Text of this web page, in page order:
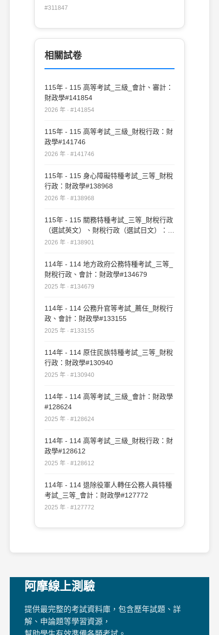
(C)排氣量(D)CO2排放量
#311847
相關試卷
115年 - 115 高等考試_三級_會計、審計：
財政學#141854
2026 年 · #141854
115年 - 115 高等考試_三級_財稅行政：財
政學#141746
2026 年 · #141746
115年 - 115 身心障礙特種考試_三等_財稅
行政：財政學#138968
2026 年 · #138968
115年 - 115 關務特種考試_三等_財稅行政
（選試英文）、財稅行政（選試日文）：財
政學#138901
2026 年 · #138901
114年 - 114 地方政府公務特種考試_三等_
財稅行政、會計：財政學#134679
2025 年 · #134679
114年 - 114 公務升官等考試_薦任_財稅行
政、會計：財政學#133155
2025 年 · #133155
114年 - 114 原住民族特種考試_三等_財稅
行政：財政學#130940
2025 年 · #130940
114年 - 114 高等考試_三級_會計：財政學
#128624
2025 年 · #128624
114年 - 114 高等考試_三級_財稅行政：財
政學#128612
2025 年 · #128612
114年 - 114 退除役軍人轉任公務人員特種
考試_三等_會計：財政學#127772
2025 年 · #127772
阿摩線上測驗
提供最完整的考試資料庫，包含歷年試題、詳
解、申論題等學習資源，